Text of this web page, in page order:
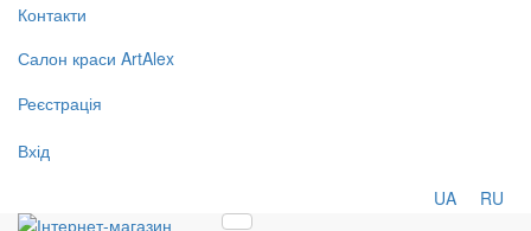
Контакти
Салон краси ArtAlex
Реєстрація
Вхід
UA RU